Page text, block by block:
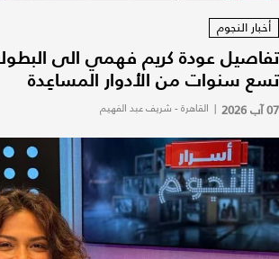
أخبار النجوم
تفاصيل عودة كريم فهمي الى
تسع سنوات من الأدوار المساعِدة
07 آب 2026 | القاهرة - شريف عبد الفهيم